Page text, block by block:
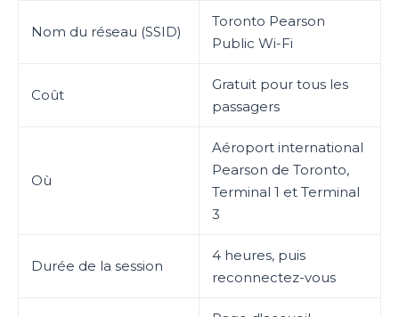
Nom du réseau (SSID)
Toronto Pearson
Public Wi-Fi
Coût
Gratuit pour tous les
passagers
Où
Aéroport international
Pearson de Toronto,
Terminal 1 et Terminal
3
Durée de la session
4 heures, puis
reconnectez-vous